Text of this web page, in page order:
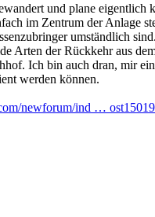
und plane eigentlich
im Zentrum der Anlage
umständlich sind.
Arten der Rückkehr aus
Ich bin auch dran, mir
werden können.
newforum/ind …